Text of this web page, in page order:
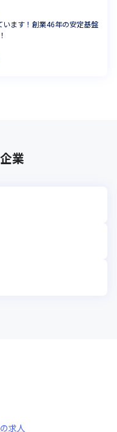
います！創業46年の安定基盤
業
の求人